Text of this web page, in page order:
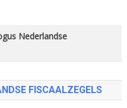
Nederlandse
FISCAALZEGELS